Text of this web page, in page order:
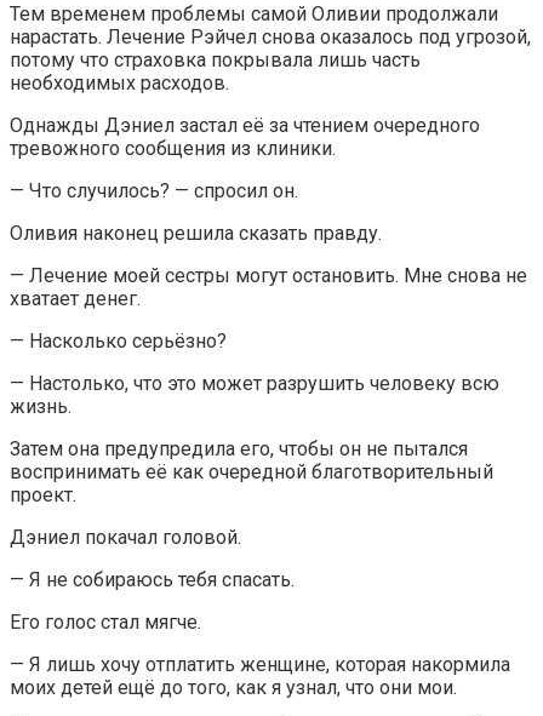
Тем временем проблемы самой Оливии продолжали
нарастать. Лечение Рэйчел снова оказалось под угрозой,
потому что страховка покрывала лишь часть
необходимых расходов.
Однажды Дэниел застал её за чтением очередного
тревожного сообщения из клиники.
— Что случилось? — спросил он.
Оливия наконец решила сказать правду.
— Лечение моей сестры могут остановить. Мне снова не
хватает денег.
— Насколько серьёзно?
— Настолько, что это может разрушить человеку всю
жизнь.
Затем она предупредила его, чтобы он не пытался
воспринимать её как очередной благотворительный
проект.
Дэниел покачал головой.
— Я не собираюсь тебя спасать.
Его голос стал мягче.
— Я лишь хочу отплатить женщине, которая накормила
моих детей ещё до того, как я узнал, что они мои.